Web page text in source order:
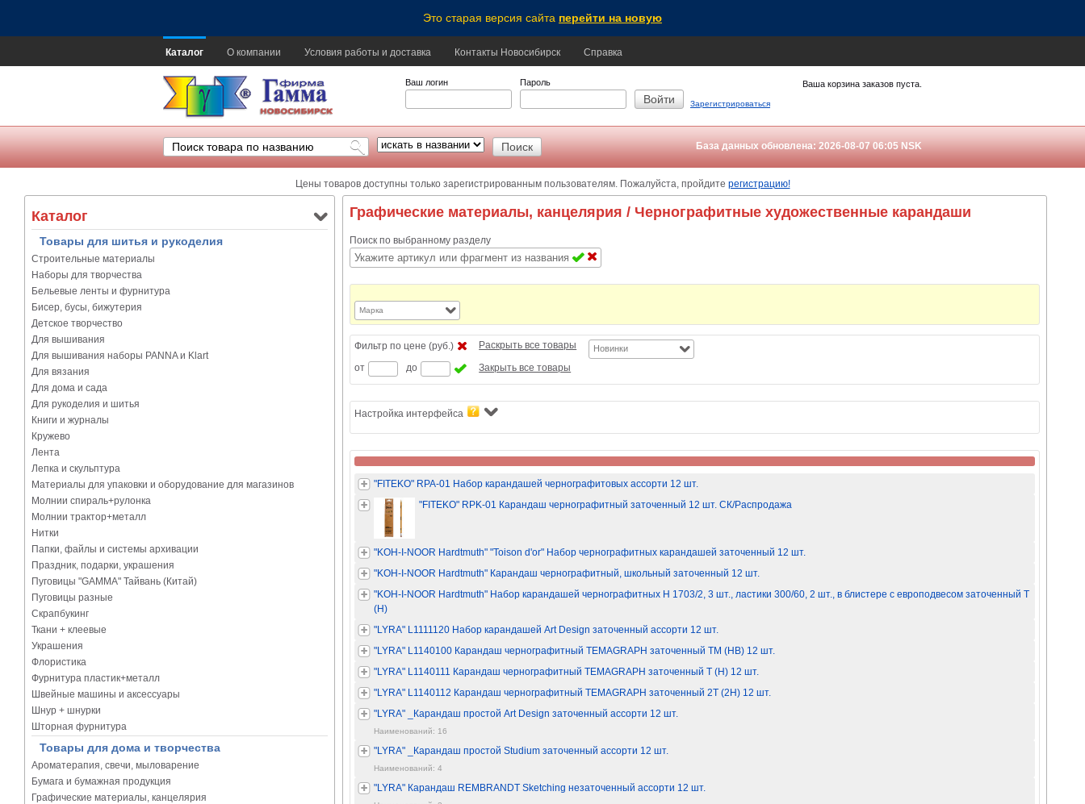
Это старая версия сайта перейти на новую
Каталог О компании Условия работы и доставка Контакты Новосибирск Справка
Ваш логин Пароль
Зарегистрироваться
Ваша корзина заказов пуста.
База данных обновлена: 2026-08-07 06:05 NSK
Цены товаров доступны только зарегистрированным пользователям. Пожалуйста, пройдите регистрацию!
Каталог
Товары для шитья и рукоделия
Строительные материалы
Наборы для творчества
Бельевые ленты и фурнитура
Бисер, бусы, бижутерия
Детское творчество
Для вышивания
Для вышивания наборы PANNA и Klart
Для вязания
Для дома и сада
Для рукоделия и шитья
Книги и журналы
Кружево
Лента
Лепка и скульптура
Материалы для упаковки и оборудование для магазинов
Молнии спираль+рулонка
Молнии трактор+металл
Нитки
Папки, файлы и системы архивации
Праздник, подарки, украшения
Пуговицы "GAMMA" Тайвань (Китай)
Пуговицы разные
Скрапбукинг
Ткани + клеевые
Украшения
Флористика
Фурнитура пластик+металл
Швейные машины и аксессуары
Шнур + шнурки
Шторная фурнитура
Товары для дома и творчества
Ароматерапия, свечи, мыловарение
Бумага и бумажная продукция
Графические материалы, канцелярия
Графические материалы, канцелярия / Чернографитные художественные карандаши
Поиск по выбранному разделу
Марка
Фильтр по цене (руб.)
от
до
Раскрыть все товары
Закрыть все товары
Новинки
Настройка интерфейса
"FITEKO" RPA-01 Набор карандашей чернографитовых ассорти 12 шт.
"FITEKO" RPK-01 Карандаш чернографитный заточенный 12 шт. СК/Распродажа
"KOH-I-NOOR Hardtmuth" "Toison d'or" Набор чернографитных карандашей заточенный 12 шт.
"KOH-I-NOOR Hardtmuth" Карандаш чернографитный, школьный заточенный 12 шт.
"KOH-I-NOOR Hardtmuth" Набор карандашей чернографитных H 1703/2, 3 шт., ластики 300/60, 2 шт., в блистере с европодвесом заточенный Т
(H)
"LYRA" L1111120 Набор карандашей Art Design заточенный ассорти 12 шт.
"LYRA" L1140100 Карандаш чернографитный TEMAGRAPH заточенный ТМ (HB) 12 шт.
"LYRA" L1140111 Карандаш чернографитный TEMAGRAPH заточенный Т (H) 12 шт.
"LYRA" L1140112 Карандаш чернографитный TEMAGRAPH заточенный 2Т (2H) 12 шт.
"LYRA" _Карандаш простой Art Design заточенный ассорти 12 шт.
Наименований: 16
"LYRA" _Карандаш простой Studium заточенный ассорти 12 шт.
Наименований: 4
"LYRA" Карандаш REMBRANDT Sketching незаточенный ассорти 12 шт.